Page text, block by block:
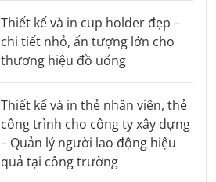
Thiết kế và in cup holder đẹp –
chi tiết nhỏ, ấn tượng lớn cho
thương hiệu đồ uống
Thiết kế và in thẻ nhân viên, thẻ
công trình cho công ty xây dựng
– Quản lý người lao động hiệu
quả tại công trường